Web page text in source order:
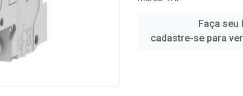
Faça seu
cadastre-se para